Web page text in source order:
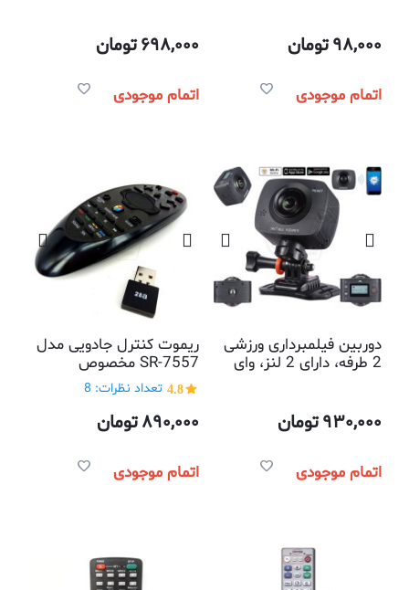
98,000تومان
اتمام موجودی
698,000تومان
اتمام موجودی
دوربین فیلمبرداری ورزشی
2 طرفه، دارای 2 لنز، وای
930,000تومان
اتمام موجودی
ریموت کنترل جادویی مدل
SR-7557 مخصوص
سامسونگ
4.8 تعداد نظرات: 8
890,000تومان
اتمام موجودی